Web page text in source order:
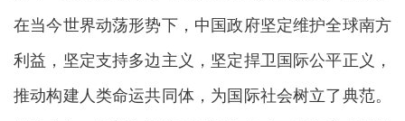
在当今世界动荡形势下，中国政府坚定维护全球南方
利益，坚定支持多边主义，坚定捍卫国际公平正义，
推动构建人类命运共同体，为国际社会树立了典范。